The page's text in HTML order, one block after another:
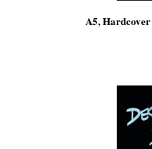
A5, Hardcover